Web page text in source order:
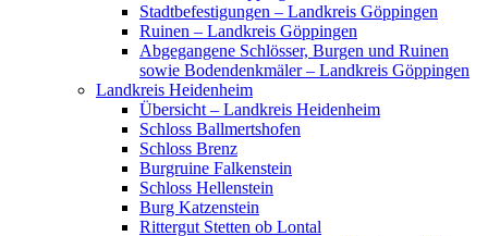
Stadtbefestigungen – Landkreis Göppingen
Ruinen – Landkreis Göppingen
Abgegangene Schlösser, Burgen und Ruinen
sowie Bodendenkmäler – Landkreis Göppingen
Landkreis Heidenheim
Übersicht – Landkreis Heidenheim
Schloss Ballmertshofen
Schloss Brenz
Burgruine Falkenstein
Schloss Hellenstein
Burg Katzenstein
Rittergut Stetten ob Lontal